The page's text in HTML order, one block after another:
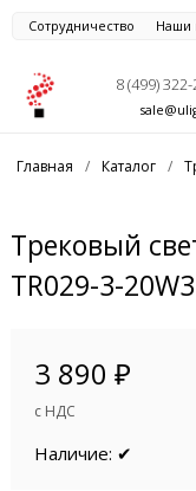
Сотрудничество Наши
8 (499)
Главная / Каталог /
Трековый
TR029-3-
3 890 ₽
с НДС
Наличие: ✔